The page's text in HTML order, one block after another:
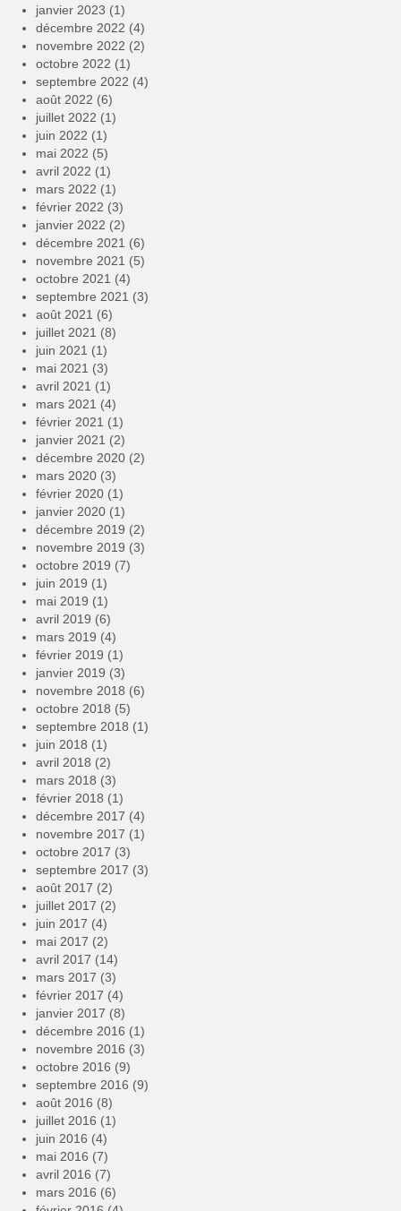
janvier 2023 (1)
décembre 2022 (4)
novembre 2022 (2)
octobre 2022 (1)
septembre 2022 (4)
août 2022 (6)
juillet 2022 (1)
juin 2022 (1)
mai 2022 (5)
avril 2022 (1)
mars 2022 (1)
février 2022 (3)
janvier 2022 (2)
décembre 2021 (6)
novembre 2021 (5)
octobre 2021 (4)
septembre 2021 (3)
août 2021 (6)
juillet 2021 (8)
juin 2021 (1)
mai 2021 (3)
avril 2021 (1)
mars 2021 (4)
février 2021 (1)
janvier 2021 (2)
décembre 2020 (2)
mars 2020 (3)
février 2020 (1)
janvier 2020 (1)
décembre 2019 (2)
novembre 2019 (3)
octobre 2019 (7)
juin 2019 (1)
mai 2019 (1)
avril 2019 (6)
mars 2019 (4)
février 2019 (1)
janvier 2019 (3)
novembre 2018 (6)
octobre 2018 (5)
septembre 2018 (1)
juin 2018 (1)
avril 2018 (2)
mars 2018 (3)
février 2018 (1)
décembre 2017 (4)
novembre 2017 (1)
octobre 2017 (3)
septembre 2017 (3)
août 2017 (2)
juillet 2017 (2)
juin 2017 (4)
mai 2017 (2)
avril 2017 (14)
mars 2017 (3)
février 2017 (4)
janvier 2017 (8)
décembre 2016 (1)
novembre 2016 (3)
octobre 2016 (9)
septembre 2016 (9)
août 2016 (8)
juillet 2016 (1)
juin 2016 (4)
mai 2016 (7)
avril 2016 (7)
mars 2016 (6)